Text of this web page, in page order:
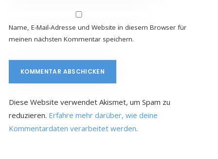
Name, E-Mail-Adresse und Website in diesem Browser für
meinen nächsten Kommentar speichern.
Diese Website verwendet Akismet, um Spam zu
reduzieren. Erfahre mehr darüber, wie deine
Kommentardaten verarbeitet werden.